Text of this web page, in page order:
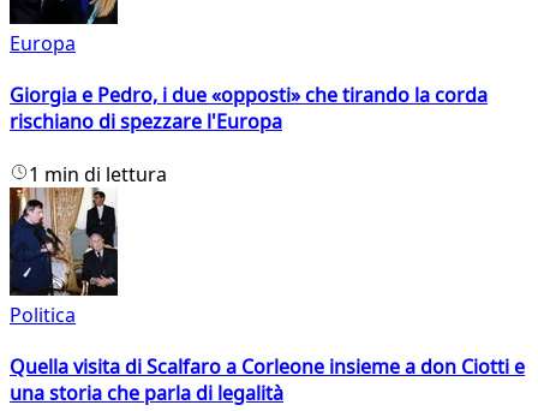
Europa
Giorgia e Pedro, i due «opposti» che tirando la corda
rischiano di spezzare l'Europa
1 min di lettura
Politica
Quella visita di Scalfaro a Corleone insieme a don Ciotti e
una storia che parla di legalità